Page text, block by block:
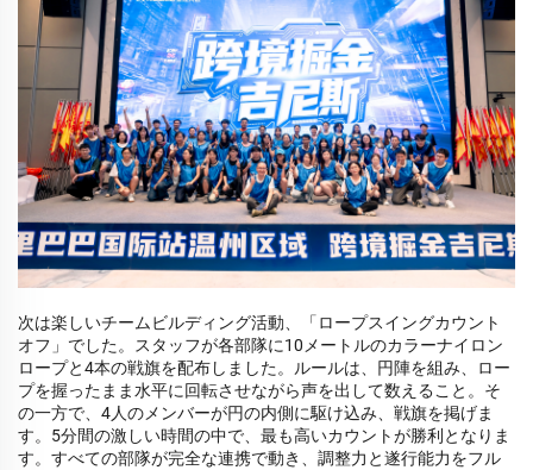
次は楽しいチームビルディング活動、「ロープスイングカウント
オフ」でした。スタッフが各部隊に10メートルのカラーナイロン
ロープと4本の戦旗を配布しました。ルールは、円陣を組み、ロー
プを握ったまま水平に回転させながら声を出して数えること。そ
の一方で、4人のメンバーが円の内側に駆け込み、戦旗を掲げま
す。5分間の激しい時間の中で、最も高いカウントが勝利となりま
す。すべての部隊が完全な連携で動き、調整力と遂行能力をフル